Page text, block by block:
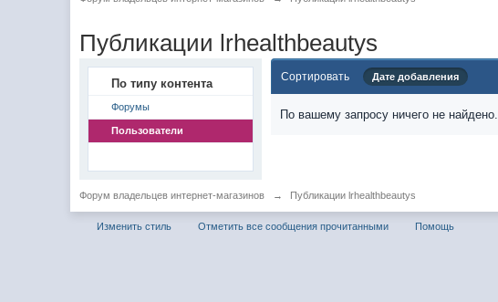
Публикации lrhealthbeautys
По типу контента
Форумы
Пользователи
Сортировать Дате добавления
По вашему запросу ничего не найдено.
Форум владельцев интернет-магазинов → Публикации lrhealthbeautys
Изменить стиль Отметить все сообщения прочитанными Помощь